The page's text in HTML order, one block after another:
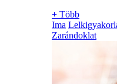
+ Több
Ima
Zarándoklat